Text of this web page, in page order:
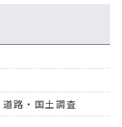
路・国土調査